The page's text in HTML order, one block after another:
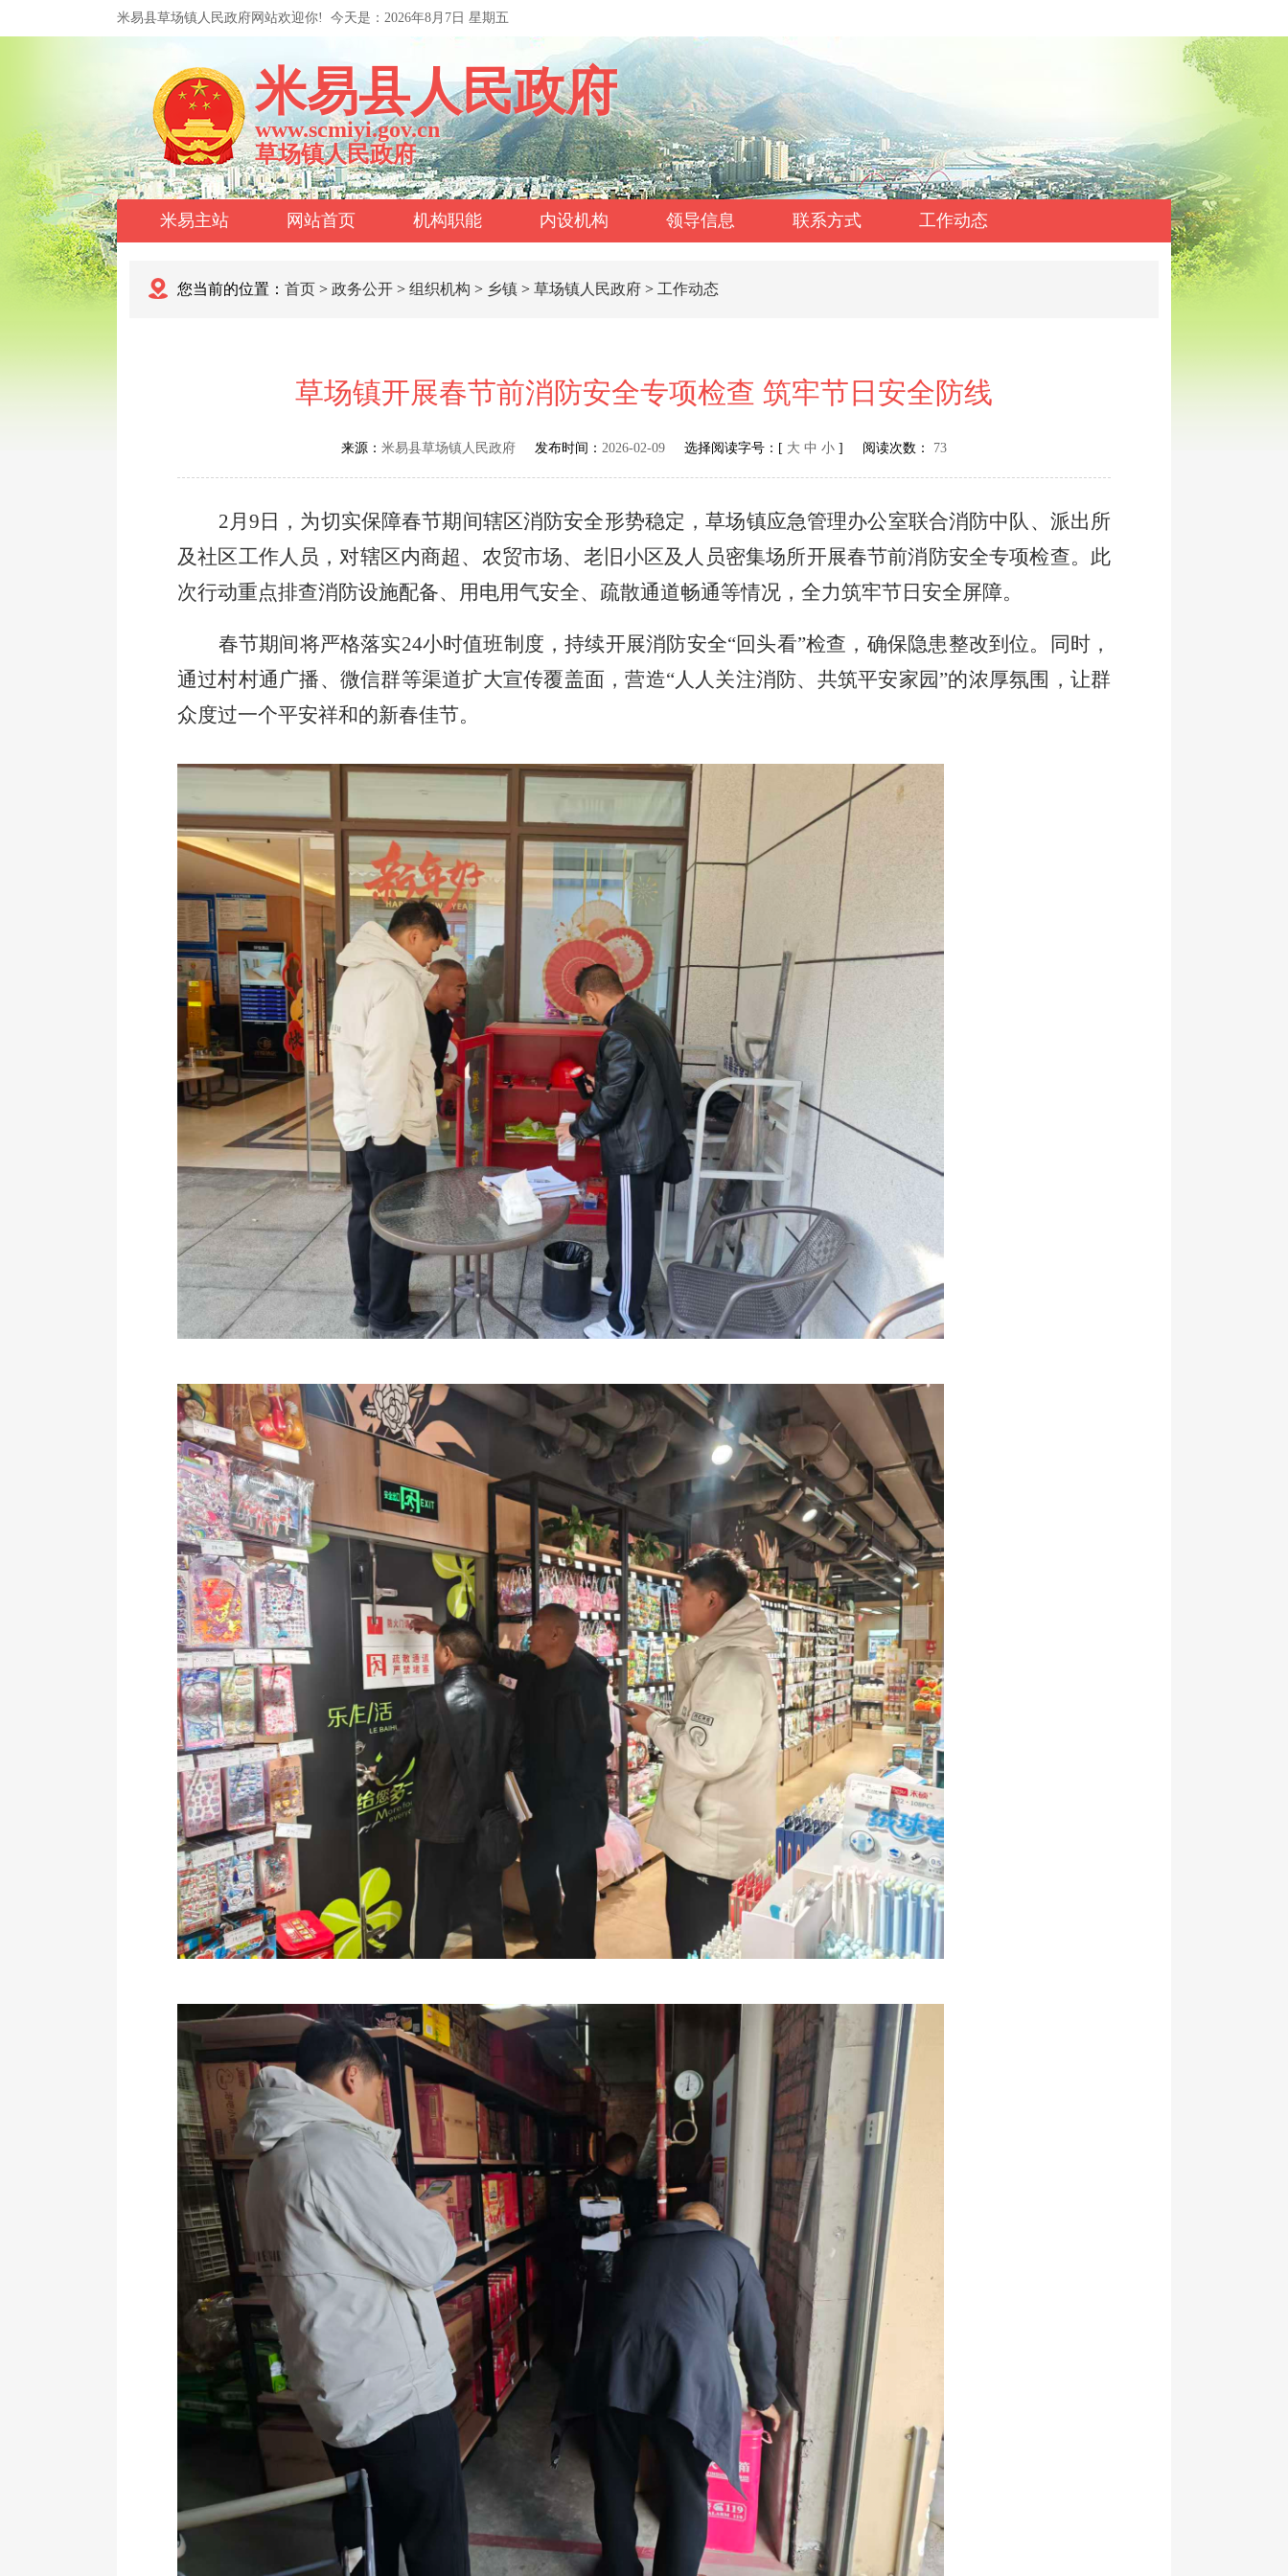
米易县草场镇人民政府网站欢迎你! 今天是： 2026年8月7日 星期五
米易县人民政府
www.scmiyi.gov.cn
草场镇人民政府
米易主站 网站首页 机构职能 内设机构 领导信息 联系方式 工作动态
您当前的位置： 首页 > 政务公开 > 组织机构 > 乡镇 > 草场镇人民政府 > 工作动态
草场镇开展春节前消防安全专项检查 筑牢节日安全防线
来源： 米易县草场镇人民政府 发布时间： 2026-02-09 选择阅读字号：[ 大 中 小 ] 阅读次数： 73
2月 9 日，为切实保障春节期间辖区消防安全形势稳定，草场镇应急管理办公室联合消防中队、派出所
及社区工作人员，对辖区内商超、农贸市场、老旧小区及人员密集场所开展春节前消防安全专项检查。此
次行动重点排查消防设施配备、用电用气安全、疏散通道畅通等情况，全力筑牢节日安全屏障。
春节期间将严格落实24小时值班制度，持续开展消防安全“回头看”检查，确保隐患整改到位。同时，
通过村村通广播、微信群等渠道扩大宣传覆盖面，营造“人人关注消防、共筑平安家园”的浓厚氛围，让群
众度过一个平安祥和的新春佳节。